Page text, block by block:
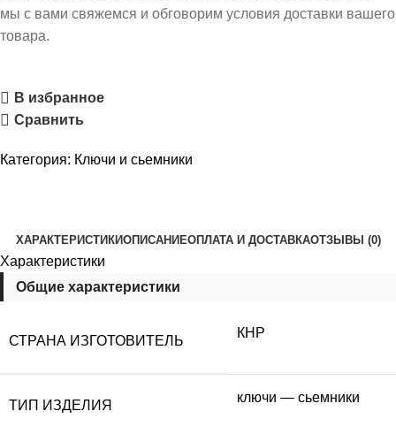
мы с вами свяжемся и обговорим условия доставки вашего
товара.
В избранное
Сравнить
Категория: Ключи и сьемники
ХАРАКТЕРИСТИКИОПИСАНИЕОПЛАТА И ДОСТАВКАОТЗЫВЫ (0)
Характеристики
Общие характеристики
СТРАНА ИЗГОТОВИТЕЛЬ
КНР
ТИП ИЗДЕЛИЯ
ключи — сьемники